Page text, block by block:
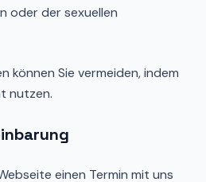
oder der sexuellen
können Sie vermeiden, indem
nutzen.
einen Termin mit uns